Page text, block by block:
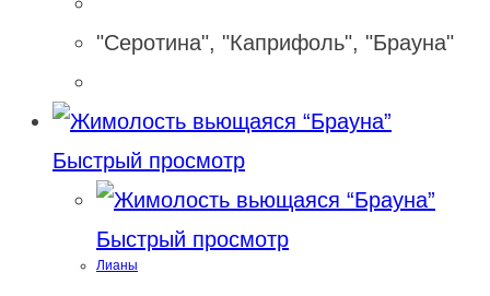
"Серотина", "Каприфоль", "Брауна"
Быстрый просмотр
Быстрый просмотр
Лианы